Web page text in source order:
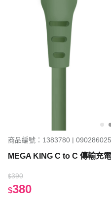
商品編號：1383780 |
MEGA KING C to C 傳輸充
$390
$380